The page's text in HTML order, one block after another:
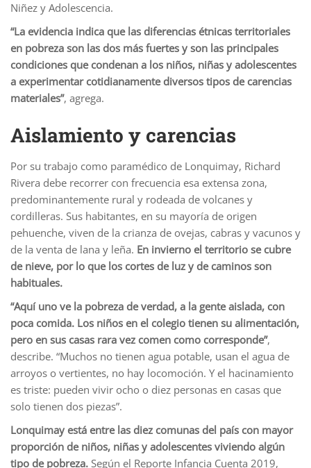
Niñez y Adolescencia.
“La evidencia indica que las diferencias étnicas territoriales
en pobreza son las dos más fuertes y son las principales
condiciones que condenan a los niños, niñas y adolescentes
a experimentar cotidianamente diversos tipos de carencias
materiales”, agrega.
Aislamiento y carencias
Por su trabajo como paramédico de Lonquimay, Richard
Rivera debe recorrer con frecuencia esa extensa zona,
predominantemente rural y rodeada de volcanes y
cordilleras. Sus habitantes, en su mayoría de origen
pehuenche, viven de la crianza de ovejas, cabras y vacunos y
de la venta de lana y leña. En invierno el territorio se cubre
de nieve, por lo que los cortes de luz y de caminos son
habituales.
“Aquí uno ve la pobreza de verdad, a la gente aislada, con
poca comida. Los niños en el colegio tienen su alimentación,
pero en sus casas rara vez comen como corresponde”,
describe. “Muchos no tienen agua potable, usan el agua de
arroyos o vertientes, no hay locomoción. Y el hacinamiento
es triste: pueden vivir ocho o diez personas en casas que
solo tienen dos piezas”.
Lonquimay está entre las diez comunas del país con mayor
proporción de niños, niñas y adolescentes viviendo algún
tipo de pobreza. Según el Reporte Infancia Cuenta 2019,